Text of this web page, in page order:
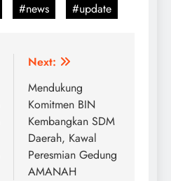
#news #update
Next:
Mendukung
Komitmen BIN
Kembangkan SDM
Daerah, Kawal
Peresmian Gedung
AMANAH